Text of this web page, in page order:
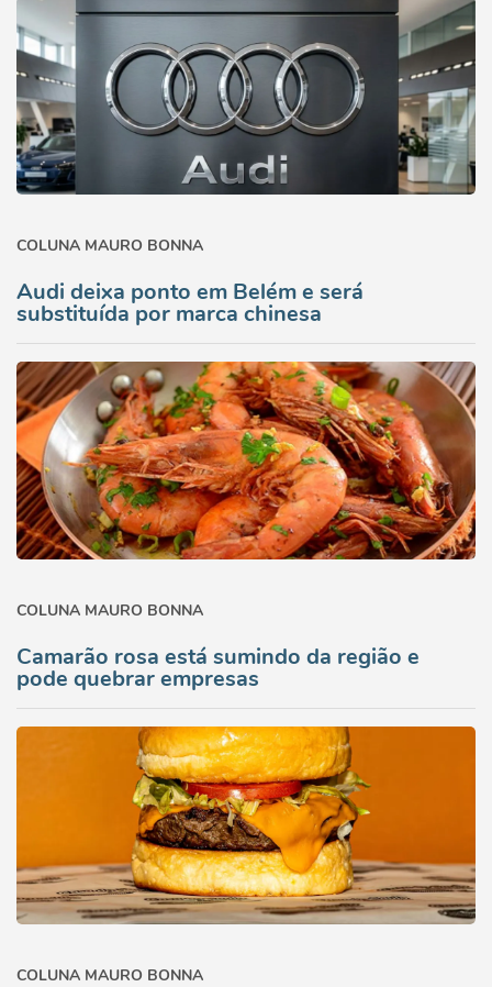
COLUNA MAURO BONNA
Audi deixa ponto em Belém e será
substituída por marca chinesa
COLUNA MAURO BONNA
Camarão rosa está sumindo da região e
pode quebrar empresas
COLUNA MAURO BONNA